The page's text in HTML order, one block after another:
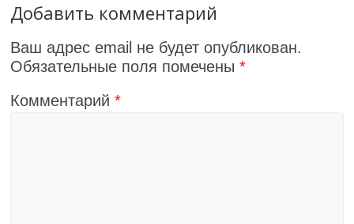
Добавить комментарий
Ваш адрес email не будет опубликован.
Обязательные поля помечены*
Комментарий*